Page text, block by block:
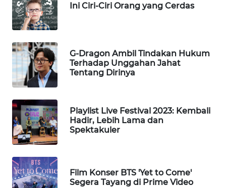
Ini Ciri-Ciri Orang yang Cerdas
G-Dragon Ambil Tindakan Hukum
Terhadap Unggahan Jahat
Tentang Dirinya
Playlist Live Festival 2023: Kembali
Hadir, Lebih Lama dan
Spektakuler
Film Konser BTS 'Yet to Come'
Segera Tayang di Prime Video
LABUHANBATU
WN
TAPANULI
TENGAH
WN DELI
SERDANG
WN
TEBING
TINGGI
WN
PAKPAK